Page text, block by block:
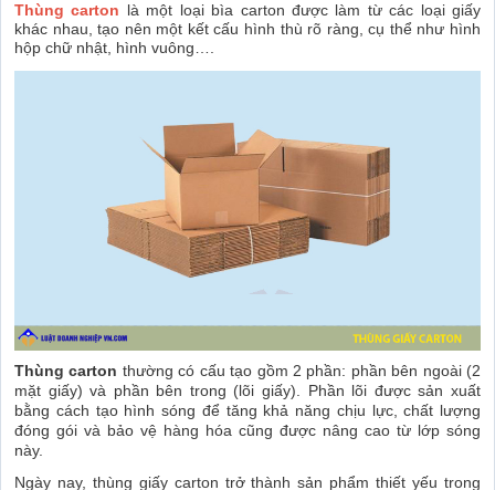
Thùng carton là một loại bìa carton được làm từ các loại giấy
khác nhau, tạo nên một kết cấu hình thù rõ ràng, cụ thể như hình
hộp chữ nhật, hình vuông….
Thùng carton thường có cấu tạo gồm 2 phần: phần bên ngoài (2
mặt giấy) và phần bên trong (lõi giấy). Phần lõi được sản xuất
bằng cách tạo hình sóng để tăng khả năng chịu lực, chất lượng
đóng gói và bảo vệ hàng hóa cũng được nâng cao từ lớp sóng
này.
Ngày nay, thùng giấy carton trở thành sản phẩm thiết yếu trong